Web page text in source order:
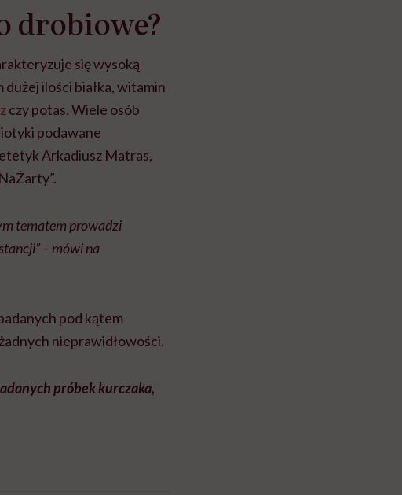
drobiowe?
się wysoką
ilości białka, witamin
czy potas. Wiele osób
podawane
Arkadiusz Matras,
tematem prowadzi
– mówi na
pod kątem
nieprawidłowości.
próbek kurczaka,